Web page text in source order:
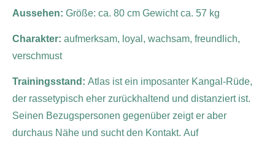
Aussehen: Größe: ca. 80 cm Gewicht ca. 57 kg
Charakter: aufmerksam, loyal, wachsam, freundlich,
verschmust
Trainingsstand: Atlas ist ein imposanter Kangal-Rüde,
der rassetypisch eher zurückhaltend und distanziert ist.
Seinen Bezugspersonen gegenüber zeigt er aber
durchaus Nähe und sucht den Kontakt. Auf